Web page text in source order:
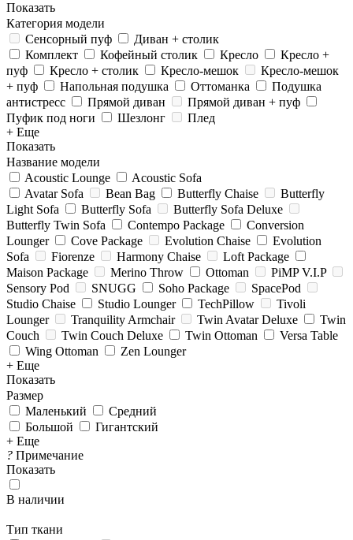
Показать
Категория модели
Сенсорный пуф
Диван + столик
Комплект
Кофейный столик Кресло
Кресло +
пуф
Кресло + столик Кресло-мешок
Кресло-мешок
+ пуф
Напольная подушка Оттоманка
Подушка
антистресс
Прямой диван
Прямой диван + пуф
Пуфик под ноги
Шезлонг
Плед
+ Еще
Показать
Название модели
Acoustic Lounge
Acoustic Sofa
Avatar Sofa
Bean Bag Butterfly Chaise
Butterfly
Light Sofa
Butterfly Sofa
Butterfly Sofa Deluxe
Butterfly Twin Sofa
Contempo Package
Conversion
Lounger
Cove Package Evolution Chaise
Evolution
Sofa
Fiorenze Harmony Chaise
Loft Package
Maison Package
Merino Throw Ottoman
PiMP V.I.P
Sensory Pod
SNUGG Soho Package
SpacePod
Studio Chaise
Studio Lounger TechPillow
Tivoli
Lounger
Tranquility Armchair Twin Avatar Deluxe
Twin
Couch
Twin Couch Deluxe Twin Ottoman
Versa Table
Wing Ottoman
Zen Lounger
+ Еще
Показать
Размер
Маленький
Средний
Большой
Гигантский
+ Еще
? Примечание
Показать
В наличии
Тип ткани